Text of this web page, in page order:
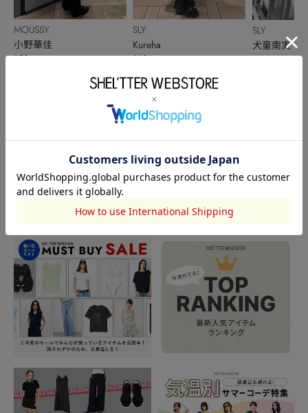
MOUSSY
小野華佳
152cm
SLY
Kureha
168cm
SLY
犬童南実
158cm
このアイテムを見た人がチェックしている商品